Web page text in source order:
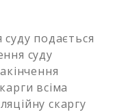
подається
суду
всіма
скаргу